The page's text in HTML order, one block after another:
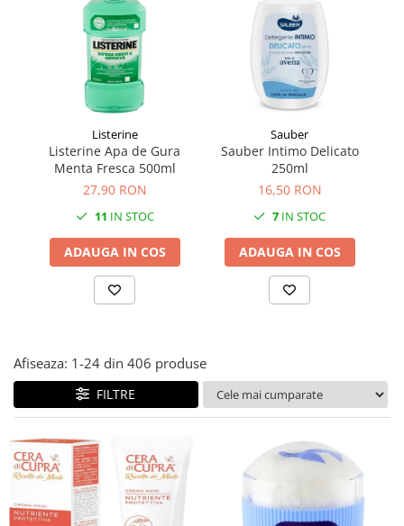
Făină italiană
Condimente & Sare
Zahăr & Îndulcitori
Lapte & Condensat
Gran Cucina
Creme & Esente
Paste Italiene
Orez & Polenta
Listerine
Listerine Apa de Gura
Menta Fresca 500ml
27,90 RON
11 IN STOC
ADAUGA IN COS
Sauber
Sauber Intimo Delicato
250ml
16,50 RON
7 IN STOC
ADAUGA IN COS
Afiseaza: 1-24 din 406 produse
FILTRE